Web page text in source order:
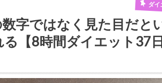
ダイ
字ではなく見た目だと
【8時間ダイエット37日